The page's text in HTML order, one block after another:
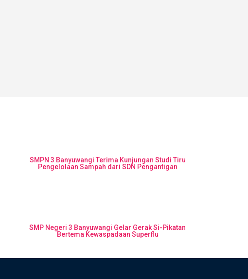
SMPN 3 Banyuwangi Terima Kunjungan Studi Tiru
Pengelolaan Sampah dari SDN Pengantigan
SMP Negeri 3 Banyuwangi Gelar Gerak Si-Pikatan
Bertema Kewaspadaan Superflu